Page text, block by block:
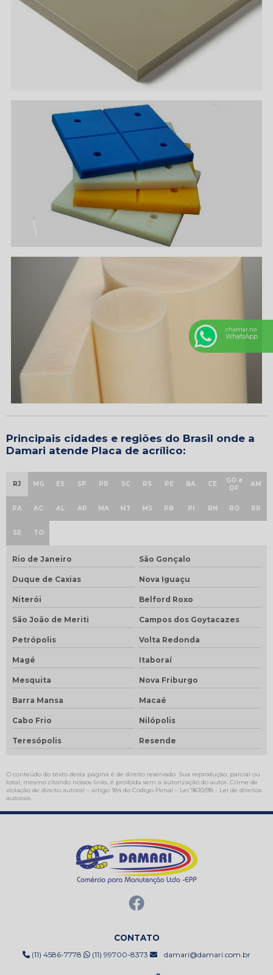
Principais cidades e regiões do Brasil onde a
Damari atende Placa de acrílico:
RJ MG ES SP PR SC RS PE BA CE
GO e
DF
AM
PA AC AL AP MA MT MS PB PI RN RO RR
SE TO
Rio de Janeiro São Gonçalo
Duque de Caxias Nova Iguaçu
Niterói Belford Roxo
São João de Meriti Campos dos Goytacazes
Petrópolis Volta Redonda
Magé Itaboraí
Mesquita Nova Friburgo
Barra Mansa Macaé
Cabo Frio Nilópolis
Teresópolis Resende
O conteúdo do texto desta página é de direito reservado. Sua reprodução, parcial ou
total, mesmo citando nossos links, é proibida sem a autorização do autor. Crime de
violação de direito autoral – artigo 184 do Código Penal – Lei 9610/98 - Lei de direitos
autorais.
CONTATO
(11) 4586-7778 (11) 99700-8373 damari@damari.com.br
chamar no
WhatsApp